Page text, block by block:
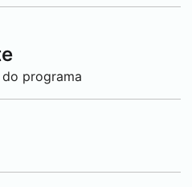
programa